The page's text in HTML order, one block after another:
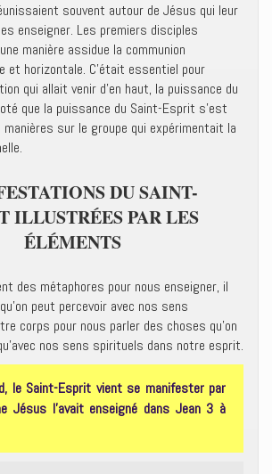
souvent autour de Jésus qui leur
enseigner. Les premiers disciples
manière assidue la communion
et horizontale. C’était essentiel pour
qui allait venir d’en haut, la puissance du
que la puissance du Saint-Esprit s’est
sur le groupe qui expérimentait la
DU SAINT-
ILLUSTRÉES PAR LES
ÉLÉMENTS
des métaphores pour nous enseigner, il
peut percevoir avec nos sens
corps pour nous parler des choses qu’on
nos sens spirituels dans notre esprit.
le Saint-Esprit vient se manifester par
Jésus l’avait enseigné dans Jean 3 à